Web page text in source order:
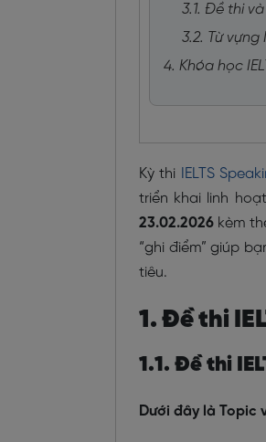
3.1. Đề thi
3.2. Từ vựng
4. Khóa học
Kỳ thi IELTS
triển khai linh
23.02.2026 kèm
“ghi điểm” giúp
tiêu.
1. Đề thi
1.1. Đề thi
Dưới đây là Topic